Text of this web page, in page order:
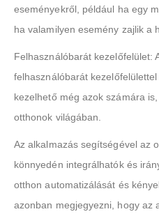
eseményekről, például ha egy
ha valamilyen esemény zajlik a
Felhasználóbarát kezelőfelület:
felhasználóbarát
kezelhető még azok számára
otthonok világában.
Az alkalmazás segítségével az
könnyedén integrálhatók és
otthon automatizálását és
azonban megjegyezni, hogy az